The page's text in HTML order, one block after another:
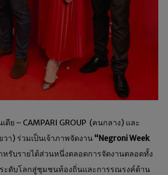
ย – CAMPARI GROUP (คนกลาง) และ
า) ร่วมเป็นเจ้าภาพจัดงาน “Negroni Week
หรับรายได้ส่วนหนึ่งตลอดการจัดงานตลอดทั้ง
ะดับโลกสู่ชุมชนท้องถิ่นและการรณรงค์ด้าน